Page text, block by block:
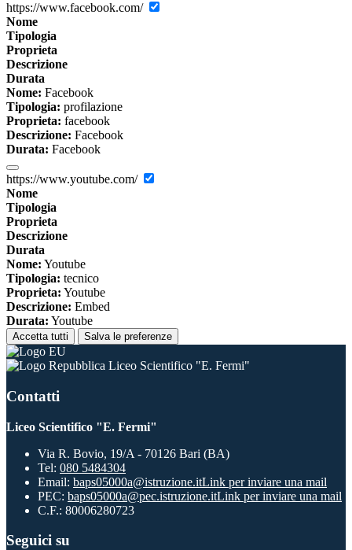
https://www.facebook.com/
Nome
Tipologia
Proprieta
Descrizione
Durata
Nome: Facebook
Tipologia: profilazione
Proprieta: facebook
Descrizione: Facebook
Durata: Facebook
https://www.youtube.com/
Nome
Tipologia
Proprieta
Descrizione
Durata
Nome: Youtube
Tipologia: tecnico
Proprieta: Youtube
Descrizione: Embed
Durata: Youtube
Accetta tutti Salva le preferenze
Liceo Scientifico "E. Fermi"
Contatti
Liceo Scientifico "E. Fermi"
Via R. Bovio, 19/A - 70126 Bari (BA)
Tel: 080 5484304
Email: baps05000a@istruzione.itLink per inviare una mail
PEC: baps05000a@pec.istruzione.itLink per inviare una mail
C.F.: 80006280723
Seguici su